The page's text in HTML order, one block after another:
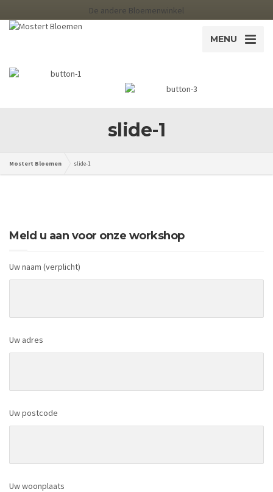
De andere Bloemenwinkel
MENU
slide-1
Mostert Bloemen slide-1
Meld u aan voor onze workshop
Uw naam (verplicht)
Uw adres
Uw postcode
Uw woonplaats